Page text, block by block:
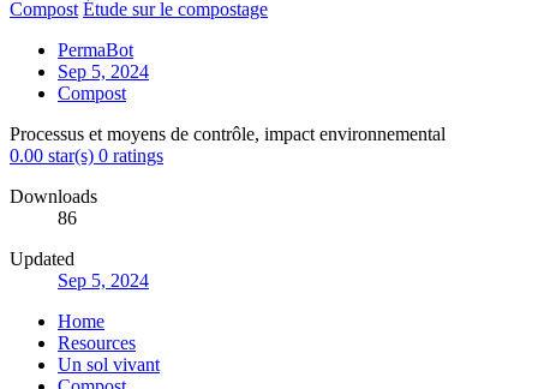
Compost Étude sur le compostage
PermaBot
Sep 5, 2024
Compost
Processus et moyens de contrôle, impact environnemental
0.00 star(s) 0 ratings
Downloads
86
Updated
Sep 5, 2024
Home
Resources
Un sol vivant